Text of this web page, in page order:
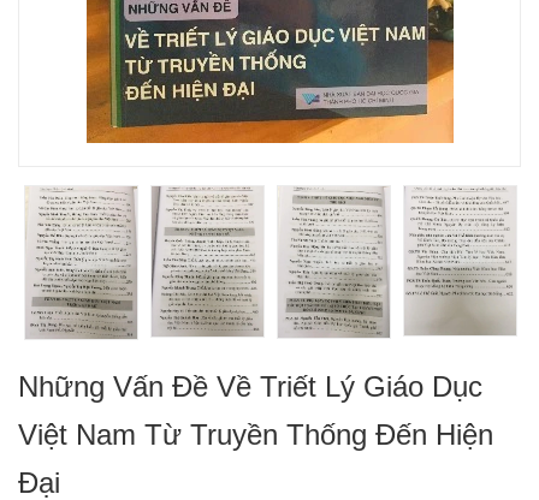
Những Vấn Đề Về Triết Lý Giáo Dục
Việt Nam Từ Truyền Thống Đến Hiện
Đại